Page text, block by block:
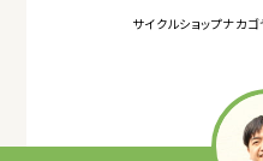
サイクルショップナカゴ